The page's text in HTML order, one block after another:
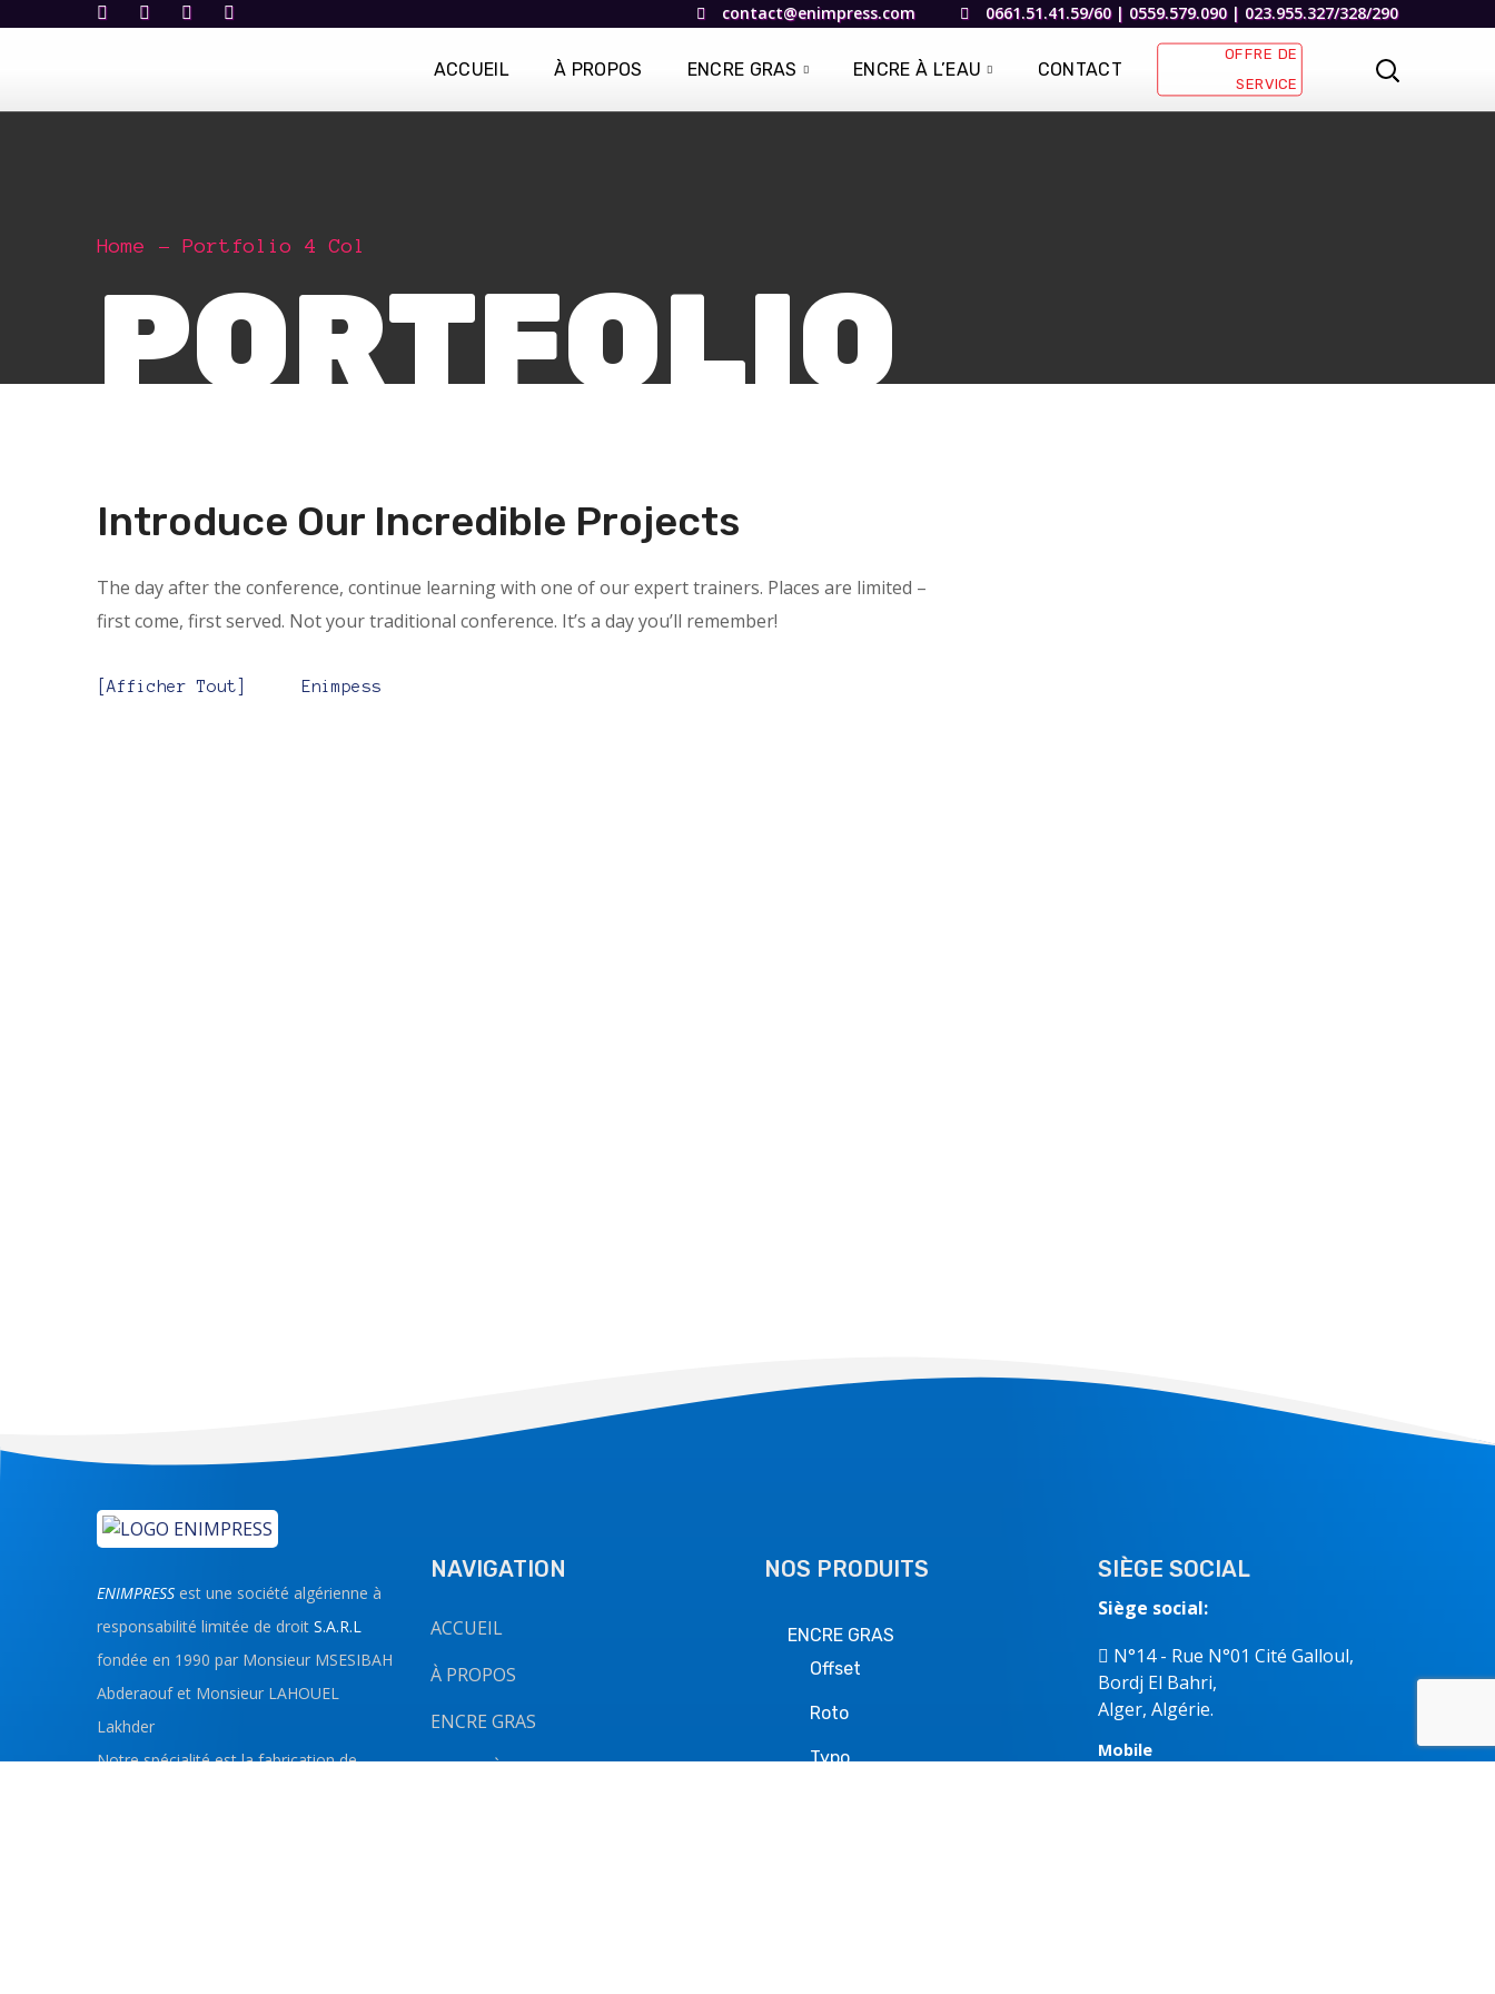
contact@enimpress.com 0661.51.41.59/60 | 0559.579.090 | 023.955.327/328/290
ACCUEIL À PROPOS ENCRE GRAS ENCRE À L’EAU CONTACT
OFFRE DE
SERVICE
Home Portfolio 4 Col
PORTFOLIO
Introduce Our Incredible Projects
The day after the conference, continue learning with one of our expert trainers. Places are limited –
first come, first served. Not your traditional conference. It’s a day you’ll remember!
Afficher Tout Enimpess
ENIMPRESS est une société algérienne à
responsabilité limitée de droit S.A.R.L
fondée en 1990 par Monsieur MSESIBAH
Abderaouf et Monsieur LAHOUEL
Lakhder
Notre spécialité est la fabrication de
NAVIGATION
ACCUEIL
À PROPOS
ENCRE GRAS
ENCRE À L'EAU
NOS PRODUITS
ENCRE GRAS
Offset
Roto
Typo
SIÈGE SOCIAL
Siège social:
N°14 - Rue N°01 Cité Galloul,
Bordj El Bahri,
Alger, Algérie.
Mobile